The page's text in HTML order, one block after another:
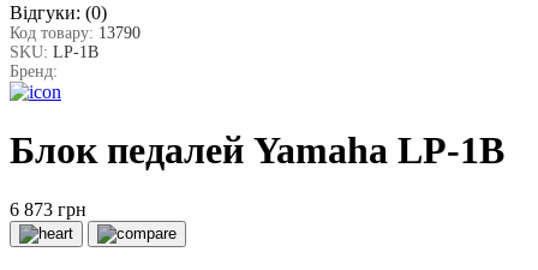
Відгуки: (0)
Код товару: 13790
SKU: LP-1B
Бренд:
Блок педалей Yamaha LP-1B
6 873 грн